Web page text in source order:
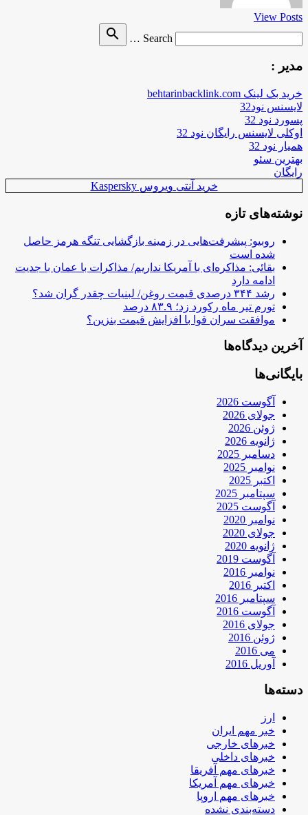
View Posts
Search …
search
مدیر :
خرید بک لینک behtarinbacklink.com
لایسنس نود32
پسورد نود 32
اوکلی لایسنس رایگان نود 32
همیار نود 32
بهترین سئو
رایگان
خرید آنتی ویروس Kaspersky
نوشته‌های تازه
روبیو: پیشرفت‌هایی در زمینه بازگشایی تنگه هرمز حاصل
شده است
بقائی: مذاکره‌ای با آمریکا نداریم/ مذاکرات با عمان با جدیت
ادامه دارد
رشد ۳۴۴ درصدی قیمت روغن/ لبنیات چقدر گران شد؟
تورم تیر ماه رکورد زد؛ ۸۳.۹ درصد
موافقت سران قوا با افزایش قیمت بنزین؟
آخرین دیدگاه‌ها
بایگانی‌ها
آگوست 2026
جولای 2026
ژوئن 2026
ژانویه 2026
دسامبر 2025
نوامبر 2025
اکتبر 2025
سپتامبر 2025
آگوست 2025
نوامبر 2020
جولای 2020
ژانویه 2020
آگوست 2019
نوامبر 2016
اکتبر 2016
سپتامبر 2016
آگوست 2016
جولای 2016
ژوئن 2016
می 2016
آوریل 2016
دسته‌ها
ارز
خبر مهم ایران
خبرهای خارجی
خبرهای داخلی
خبرهای مهم آفریقا
خبرهای مهم آمریکا
خبرهای مهم اروپا
دسته‌بندی نشده